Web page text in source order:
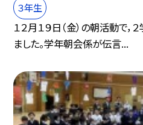
３年生
１２月１９日（金）の朝活動で
ました。学年朝会係が伝言...